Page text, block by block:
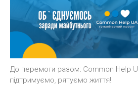
До перемоги разом: Common Help
підтримуємо, рятуємо життя!